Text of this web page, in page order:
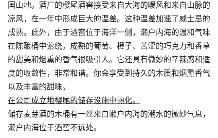
国山地。酒厂的樱尾酒窖接受来自大海的暖风和来自山脉的
凉风，在一年中形成巨大的温差。这种温差加速了威士忌的
成熟。此外，由于酒窖位于海洋一侧，濑户内海的温和气味
在陈酿桶中萦绕。成熟的葡萄、橙子、苦涩的巧克力和香草
的甜美和烟熏的香气很吸引人。它还具有微妙的辛辣感和适
度的收敛性，非常和谐。你会享受到持久的木质和烟熏香气
以及丰富的甜味。
在公司成立地樱尾的储存设施中熟化。
储存麦芽酒的木桶有一丝来自濑户内海的潮水的微妙气息，
濑户内海位于酒窖不远处。